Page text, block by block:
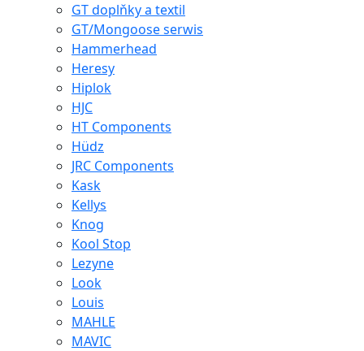
GT doplňky a textil
GT/Mongoose serwis
Hammerhead
Heresy
Hiplok
HJC
HT Components
Hüdz
JRC Components
Kask
Kellys
Knog
Kool Stop
Lezyne
Look
Louis
MAHLE
MAVIC